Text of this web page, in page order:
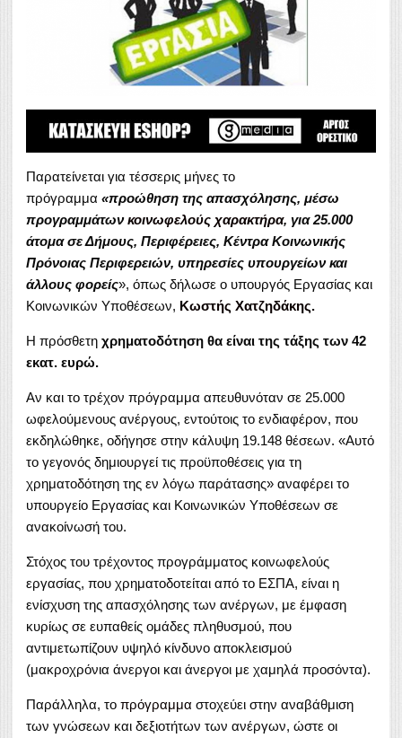
Παρατείνεται για τέσσερις μήνες το
πρόγραμμα «προώθηση της απασχόλησης, μέσω
προγραμμάτωνκοινωφελούς χαρακτήρα, για 25.000
άτομα σε Δήμους, Περιφέρειες, Κέντρα Κοινωνικής
Πρόνοιας Περιφερειών, υπηρεσίες υπουργείων και
άλλους φορείς», όπως δήλωσε ο υπουργός Εργασίας και
Κοινωνικών Υποθέσεων, Κωστής Χατζηδάκης.
Η πρόσθετη χρηματοδότηση θα είναι της τάξης των 42
εκατ. ευρώ.
Αν και το τρέχον πρόγραμμα απευθυνόταν σε 25.000
ωφελούμενους ανέργους, εντούτοις το ενδιαφέρον, που
εκδηλώθηκε, οδήγησε στην κάλυψη 19.148 θέσεων. «Αυτό
το γεγονός δημιουργεί τις προϋποθέσεις για τη
χρηματοδότηση της εν λόγω παράτασης» αναφέρει το
υπουργείο Εργασίας και Κοινωνικών Υποθέσεων σε
ανακοίνωσή του.
Στόχος του τρέχοντος προγράμματος κοινωφελούς
εργασίας, που χρηματοδοτείται από το ΕΣΠΑ, είναι η
ενίσχυση της απασχόλησης των ανέργων, με έμφαση
κυρίως σε ευπαθείς ομάδες πληθυσμού, που
αντιμετωπίζουν υψηλό κίνδυνο αποκλεισμού
(μακροχρόνια άνεργοι και άνεργοι με χαμηλά προσόντα).
Παράλληλα, το πρόγραμμα στοχεύει στην αναβάθμιση
των γνώσεων και δεξιοτήτων των ανέργων, ώστε οι